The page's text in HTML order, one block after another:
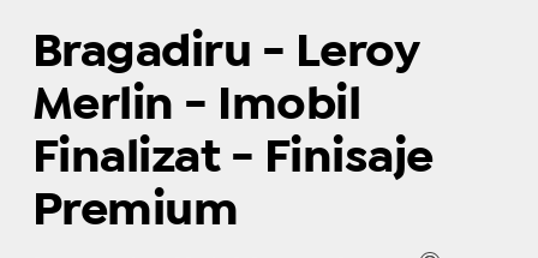
Bragadiru - Leroy
Merlin - Imobil
Finalizat - Finisaje
Premium